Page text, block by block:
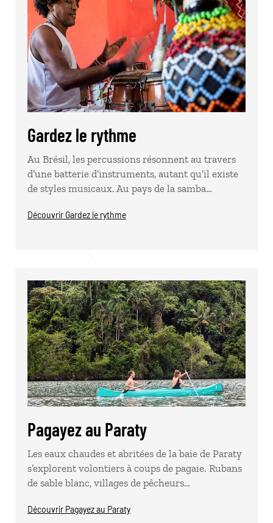
Gardez le rythme
Au Brésil, les percussions résonnent au travers
d’une batterie d’instruments, autant qu’il existe
de styles musicaux. Au pays de la samba…
Découvrir Gardez le rythme
Pagayez au Paraty
Les eaux chaudes et abritées de la baie de Paraty
s’explorent volontiers à coups de pagaie. Rubans
de sable blanc, villages de pêcheurs…
Découvrir Pagayez au Paraty